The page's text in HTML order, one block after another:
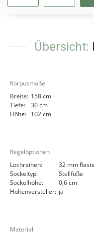
Übersicht:
Korpusmaße
Breite: 158 cm
Tiefe:
30 cm
Höhe: 102 cm
Regaloptionen
Lochreihen:
32 mm
Sockeltyp:
Stellfüße
Sockelhöhe:
0,6 cm
Höhenversteller: ja
Material